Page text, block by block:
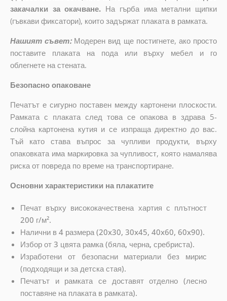
закачалки за окачване. На гърба има метални щипки
(гъвкави фиксатори), които задържат плаката в рамката.
Нашият съвет: Модерен вид ще постигнете, ако просто
поставите плаката на пода или върху мебел и го
облегнете на стената.
Безопасно опаковане
Печатът е сигурно поставен между картонени плоскости.
Рамката с плаката след това се опакова в здрава 5-
слойна картонена кутия и се изпраща директно до вас.
Тъй като става въпрос за чупливи продукти, върху
опаковката има маркировка за чупливост, която намалява
риска от повреда по време на транспортиране.
Основни характеристики на плакатите
Печат върху висококачествена хартия с плътност
200 г/м².
Налични в 4 размера (20x30, 30x45, 40x60, 60x90).
Избор от 3 цвята рамка (бяла, черна, сребриста).
Изработени от безопасни материали без мирис
(подходящи и за детска стая).
Печатът и рамката се доставят отделно (лесно
поставяне на плаката в рамката).